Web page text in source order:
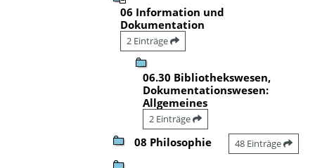
06 Information und
Dokumentation
2 Einträge
06.30 Bibliothekswesen,
Dokumentationswesen:
Allgemeines
2 Einträge
08 Philosophie 48 Einträge